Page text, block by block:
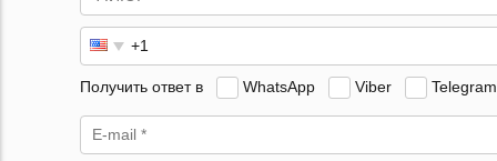
Получить ответ в WhatsApp Viber Telegram